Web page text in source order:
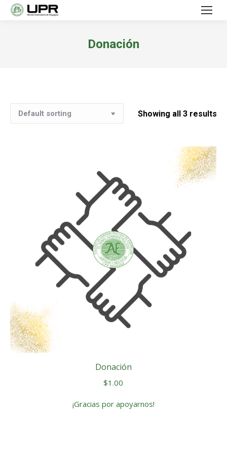
Donación
Showing all 3 results
Donación
$1.00
¡Gracias por apoyarnos!